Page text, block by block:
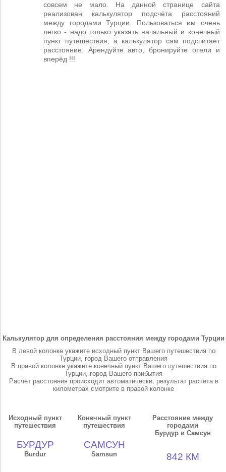
совсем не мало. На данной странице сайта
реализован калькулятор подсчёта расстояний
между городами Турции. Пользоваться им очень
легко - надо только указать начальный и конечный
пункт путешествия, а калькулятор сам подсчитает
расстояние. Арендуйте авто, бронируйте отели и
вперёд !!!
Калькулятор для определения расстояния между городами Турции
В левой колонке укажите исходный пункт Вашего путешествия по
Турции, город Вашего отправления
В правой колонке укажите конечный пункт Вашего путешествия по
Турции, город Вашего прибытия
Расчёт расстояния происходит автоматически, результат расчёта в
километрах смотрите в правой колонке
Исходный пункт
путешествия
БУРДУР
Burdur
Конечный пункт
путешествия
САМСУН
Samsun
Расстояние между
городами
Бурдур и Самсун
842 КМ